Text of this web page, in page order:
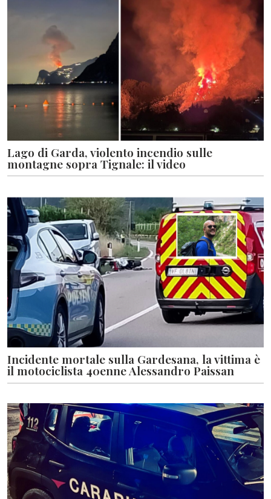
Lago di Garda, violento incendio sulle
montagne sopra Tignale: il video
Incidente mortale sulla Gardesana, la vittima è
il motociclista 40enne Alessandro Paissan